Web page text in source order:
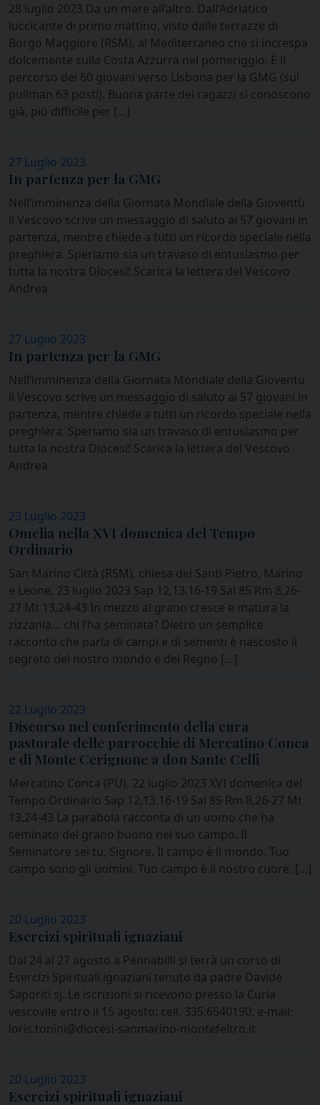
28 luglio 2023 Da un mare all’altro. Dall’Adriatico
luccicante di primo mattino, visto dalle terrazze di
Borgo Maggiore (RSM), al Mediterraneo che si increspa
dolcemente sulla Costa Azzurra nel pomeriggio. È il
percorso dei 60 giovani verso Lisbona per la GMG (sul
pullman 63 posti). Buona parte dei ragazzi si conoscono
già, più difficile per […]
27 Luglio 2023
In partenza per la GMG
Nell’imminenza della Giornata Mondiale della Gioventù
il Vescovo scrive un messaggio di saluto ai 57 giovani in
partenza, mentre chiede a tutti un ricordo speciale nella
preghiera. Speriamo sia un travaso di entusiasmo per
tutta la nostra Diocesi! Scarica la lettera del Vescovo
Andrea
27 Luglio 2023
In partenza per la GMG
Nell’imminenza della Giornata Mondiale della Gioventù
il Vescovo scrive un messaggio di saluto ai 57 giovani in
partenza, mentre chiede a tutti un ricordo speciale nella
preghiera. Speriamo sia un travaso di entusiasmo per
tutta la nostra Diocesi! Scarica la lettera del Vescovo
Andrea
23 Luglio 2023
Omelia nella XVI domenica del Tempo
Ordinario
San Marino Città (RSM), chiesa dei Santi Pietro, Marino
e Leone, 23 luglio 2023 Sap 12,13.16-19 Sal 85 Rm 8,26-
27 Mt 13,24-43 In mezzo al grano cresce e matura la
zizzania… chi l’ha seminata? Dietro un semplice
racconto che parla di campi e di sementi è nascosto il
segreto del nostro mondo e del Regno […]
22 Luglio 2023
Discorso nel conferimento della cura
pastorale delle parrocchie di Mercatino Conca
e di Monte Cerignone a don Sante Celli
Mercatino Conca (PU), 22 luglio 2023 XVI domenica del
Tempo Ordinario Sap 12,13.16-19 Sal 85 Rm 8,26-27 Mt
13,24-43 La parabola racconta di un uomo che ha
seminato del grano buono nel suo campo. Il
Seminatore sei tu, Signore. Il campo è il mondo. Tuo
campo sono gli uomini. Tuo campo è il nostro cuore. […]
20 Luglio 2023
Esercizi spirituali ignaziani
Dal 24 al 27 agosto a Pennabilli si terrà un corso di
Esercizi Spirituali ignaziani tenuto da padre Davide
Saporiti sj. Le iscrizioni si ricevono presso la Curia
vescovile entro il 15 agosto: cell. 335.6540190; e-mail:
loris.tonini@diocesi-sanmarino-montefeltro.it
20 Luglio 2023
Esercizi spirituali ignaziani